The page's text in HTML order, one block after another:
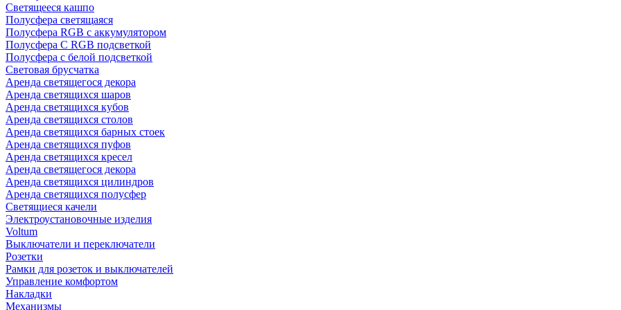
Светящееся кашпо
Полусфера светящаяся
Полусфера RGB с аккумулятором
Полусфера С RGB подсветкой
Полусфера с белой подсветкой
Световая брусчатка
Аренда светящегося декора
Аренда светящихся шаров
Аренда светящихся кубов
Аренда светящихся столов
Аренда светящихся барных стоек
Аренда светящихся пуфов
Аренда светящихся кресел
Аренда светящегося декора
Аренда светящихся цилиндров
Аренда светящихся полусфер
Светящиеся качели
Электроустановочные изделия
Voltum
Выключатели и переключатели
Розетки
Рамки для розеток и выключателей
Управление комфортом
Накладки
Механизмы